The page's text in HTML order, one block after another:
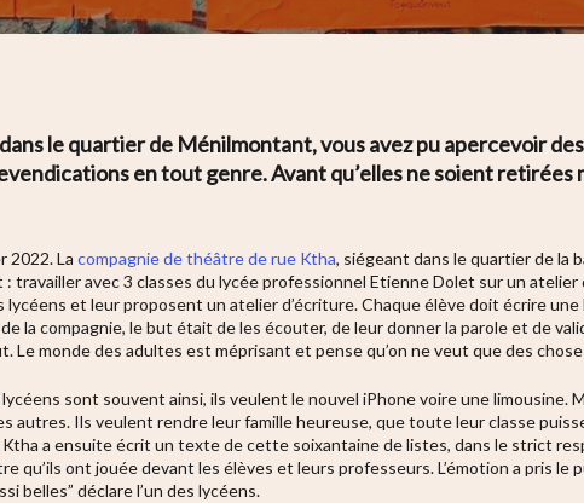
le quartier de Ménilmontant, vous avez pu apercevoir
en tout genre. Avant qu’elles ne soient
2022. La compagnie de théâtre de rue Ktha, siégeant dans le quartier de la
travailler avec 3 classes du lycée professionnel Etienne Dolet sur un
et leur proposent un atelier d’écriture. Chaque élève doit écrire une
la compagnie, le but était de les écouter, de leur donner la parole et de
Le monde des adultes est méprisant et pense qu’on ne veut que des
sont souvent ainsi, ils veulent le nouvel iPhone voire une limousine.
autres. Ils veulent rendre leur famille heureuse, que toute leur classe
Ktha a ensuite écrit un texte de cette soixantaine de listes, dans le strict
qu’ils ont jouée devant les élèves et leurs professeurs. L’émotion a pris le
belles” déclare l’un des lycéens.